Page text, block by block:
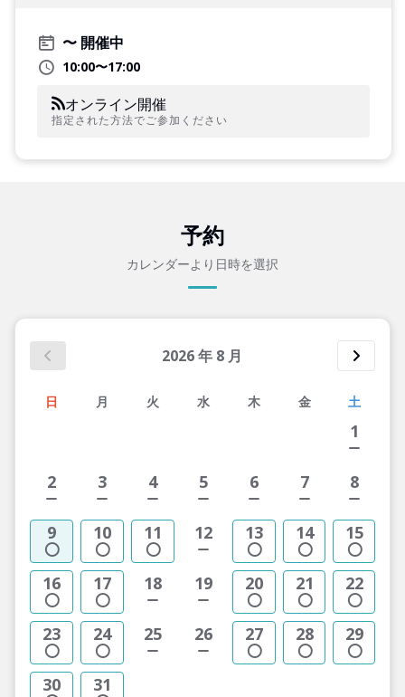
開催中
10:00〜17:00
オンライン開催
指定された方法でご参加ください
予約
カレンダーより日時を選択
2026年 8月
日 月 火 水 木 金 土
1
2 3 4 5 6 7 8
9 10 11 12 13 14 15
16 17 18 19 20 21 22
23 24 25 26 27 28 29
30 31